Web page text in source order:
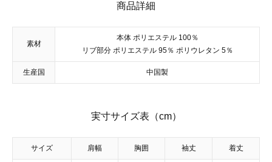
商品詳細
素材
本体 ポリエステル 100％
リブ部分 ポリエステル 95％ ポリウレタン 5％
生産国 中国製
実寸サイズ表（cm）
サイズ 肩幅 胸囲 袖丈 着丈